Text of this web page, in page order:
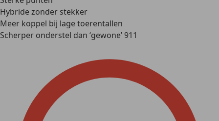
Hybride zonder stekker
Meer koppel bij lage toerentallen
Scherper onderstel dan ‘gewone’ 911